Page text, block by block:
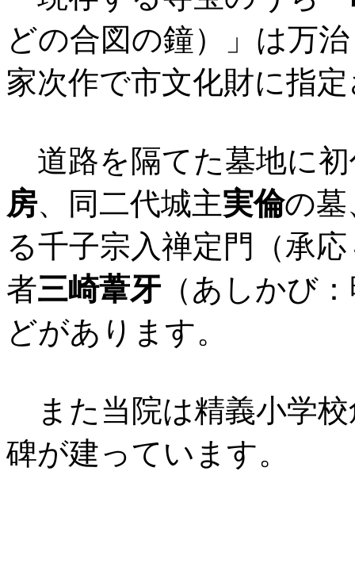
どの合図の鐘）」は万
家次作で市文化財に指
道路を隔てた墓地に初
房、同二代城主実倫の墓
る千子宗入禅定門（承
者三崎葦牙 （あしかび
どがあります。
また当院は精義小学
碑が建っています。